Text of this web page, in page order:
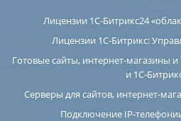
Лицензии 1С-Битрикс24
Лицензии 1С-Битрикс:
Готовые сайты, интернет-магазины
и 1С-
Серверы для сайтов, интернет-
Подключение IP-